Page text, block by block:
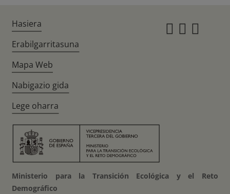
Hasiera
Erabilgarritasuna
Mapa Web
Nabigazio gida
Lege oharra
Ministerio para la Transición Ecológica y el Reto
Demográfico